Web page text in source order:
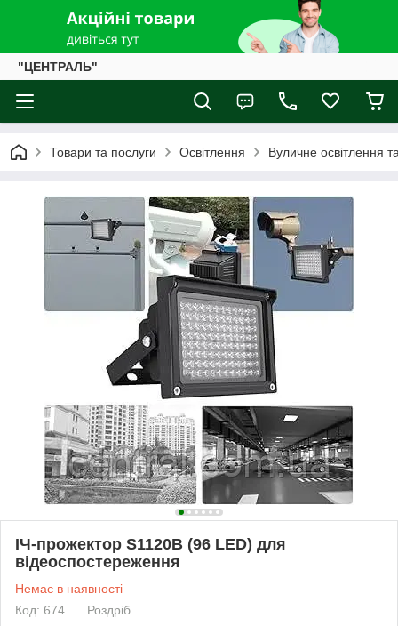
"ЦЕНТРАЛЬ"
Товари та послуги Освітлення Вуличне освітлення та
ІЧ-прожектор S1120B (96 LED) для
відеоспостереження
Немає в наявності
Код: 674
Роздріб